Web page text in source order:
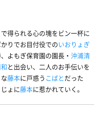
得られる心の塊をビン一杯に
りでお目付役でのいおりょぎ
よもぎ保育園の園長・ 沖浦清
と出会い、二人のお手伝いを
藤本に戸惑う こばとだった
ょに藤本に惹かれていく。